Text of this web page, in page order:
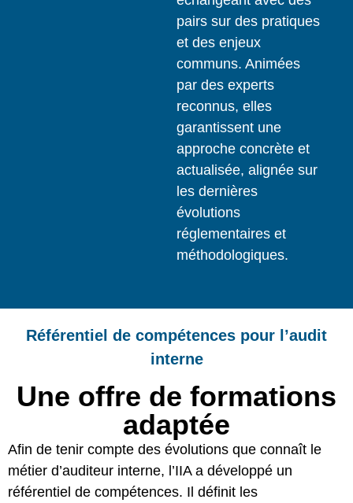
pairs sur des pratiques
et des enjeux
communs. Animées
par des experts
reconnus, elles
garantissent une
approche concrète et
actualisée, alignée sur
les dernières
évolutions
réglementaires et
méthodologiques.
Référentiel de compétences pour l’audit
interne
Une offre de formations
adaptée
Afin de tenir compte des évolutions que connaît le
métier d’auditeur interne, l’IIA a développé un
référentiel de compétences. Il définit les